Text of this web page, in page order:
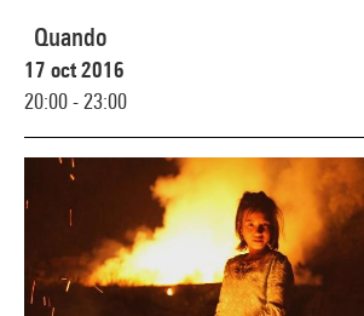
Quando
17 oct 2016
20:00 - 23:00